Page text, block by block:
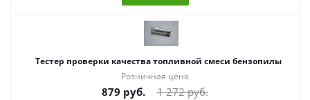
Тестер проверки качества топливной смеси бензопилы
Розничная цена
879 руб. 1 272руб.